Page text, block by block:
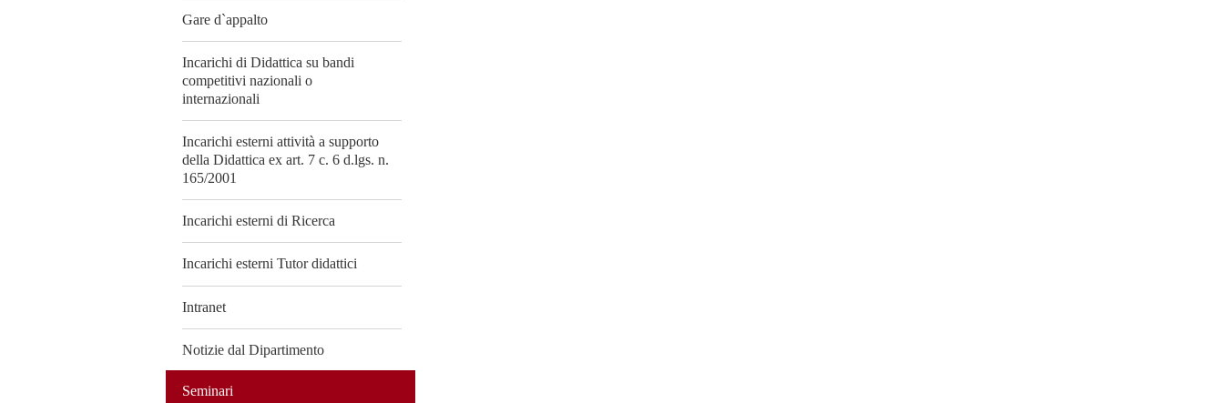
Gare d`appalto
Incarichi di Didattica su bandi
competitivi nazionali o
internazionali
Incarichi esterni attività a supporto
della Didattica ex art. 7 c. 6 d.lgs. n.
165/2001
Incarichi esterni di Ricerca
Incarichi esterni Tutor didattici
Intranet
Notizie dal Dipartimento
Seminari